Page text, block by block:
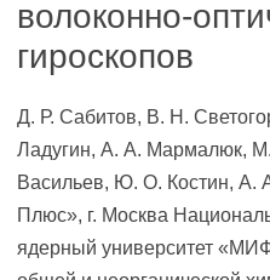
волоконно-
гироскопов
Д. Р. Сабитов, В. Н.
Ладугин, А. А. Мармалюк,
Васильев, Ю. О. Костин,
Плюс», г. Москва
ядерный университет